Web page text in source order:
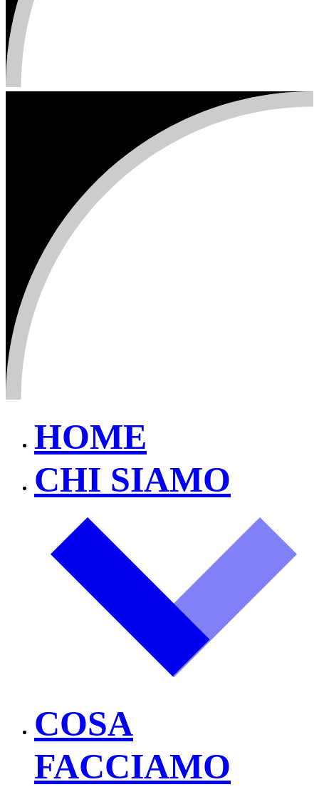
HOME
CHI SIAMO
COSA
FACCIAMO